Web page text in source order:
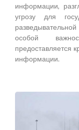
информации,
угрозу для
особой
предоставляется
информации.